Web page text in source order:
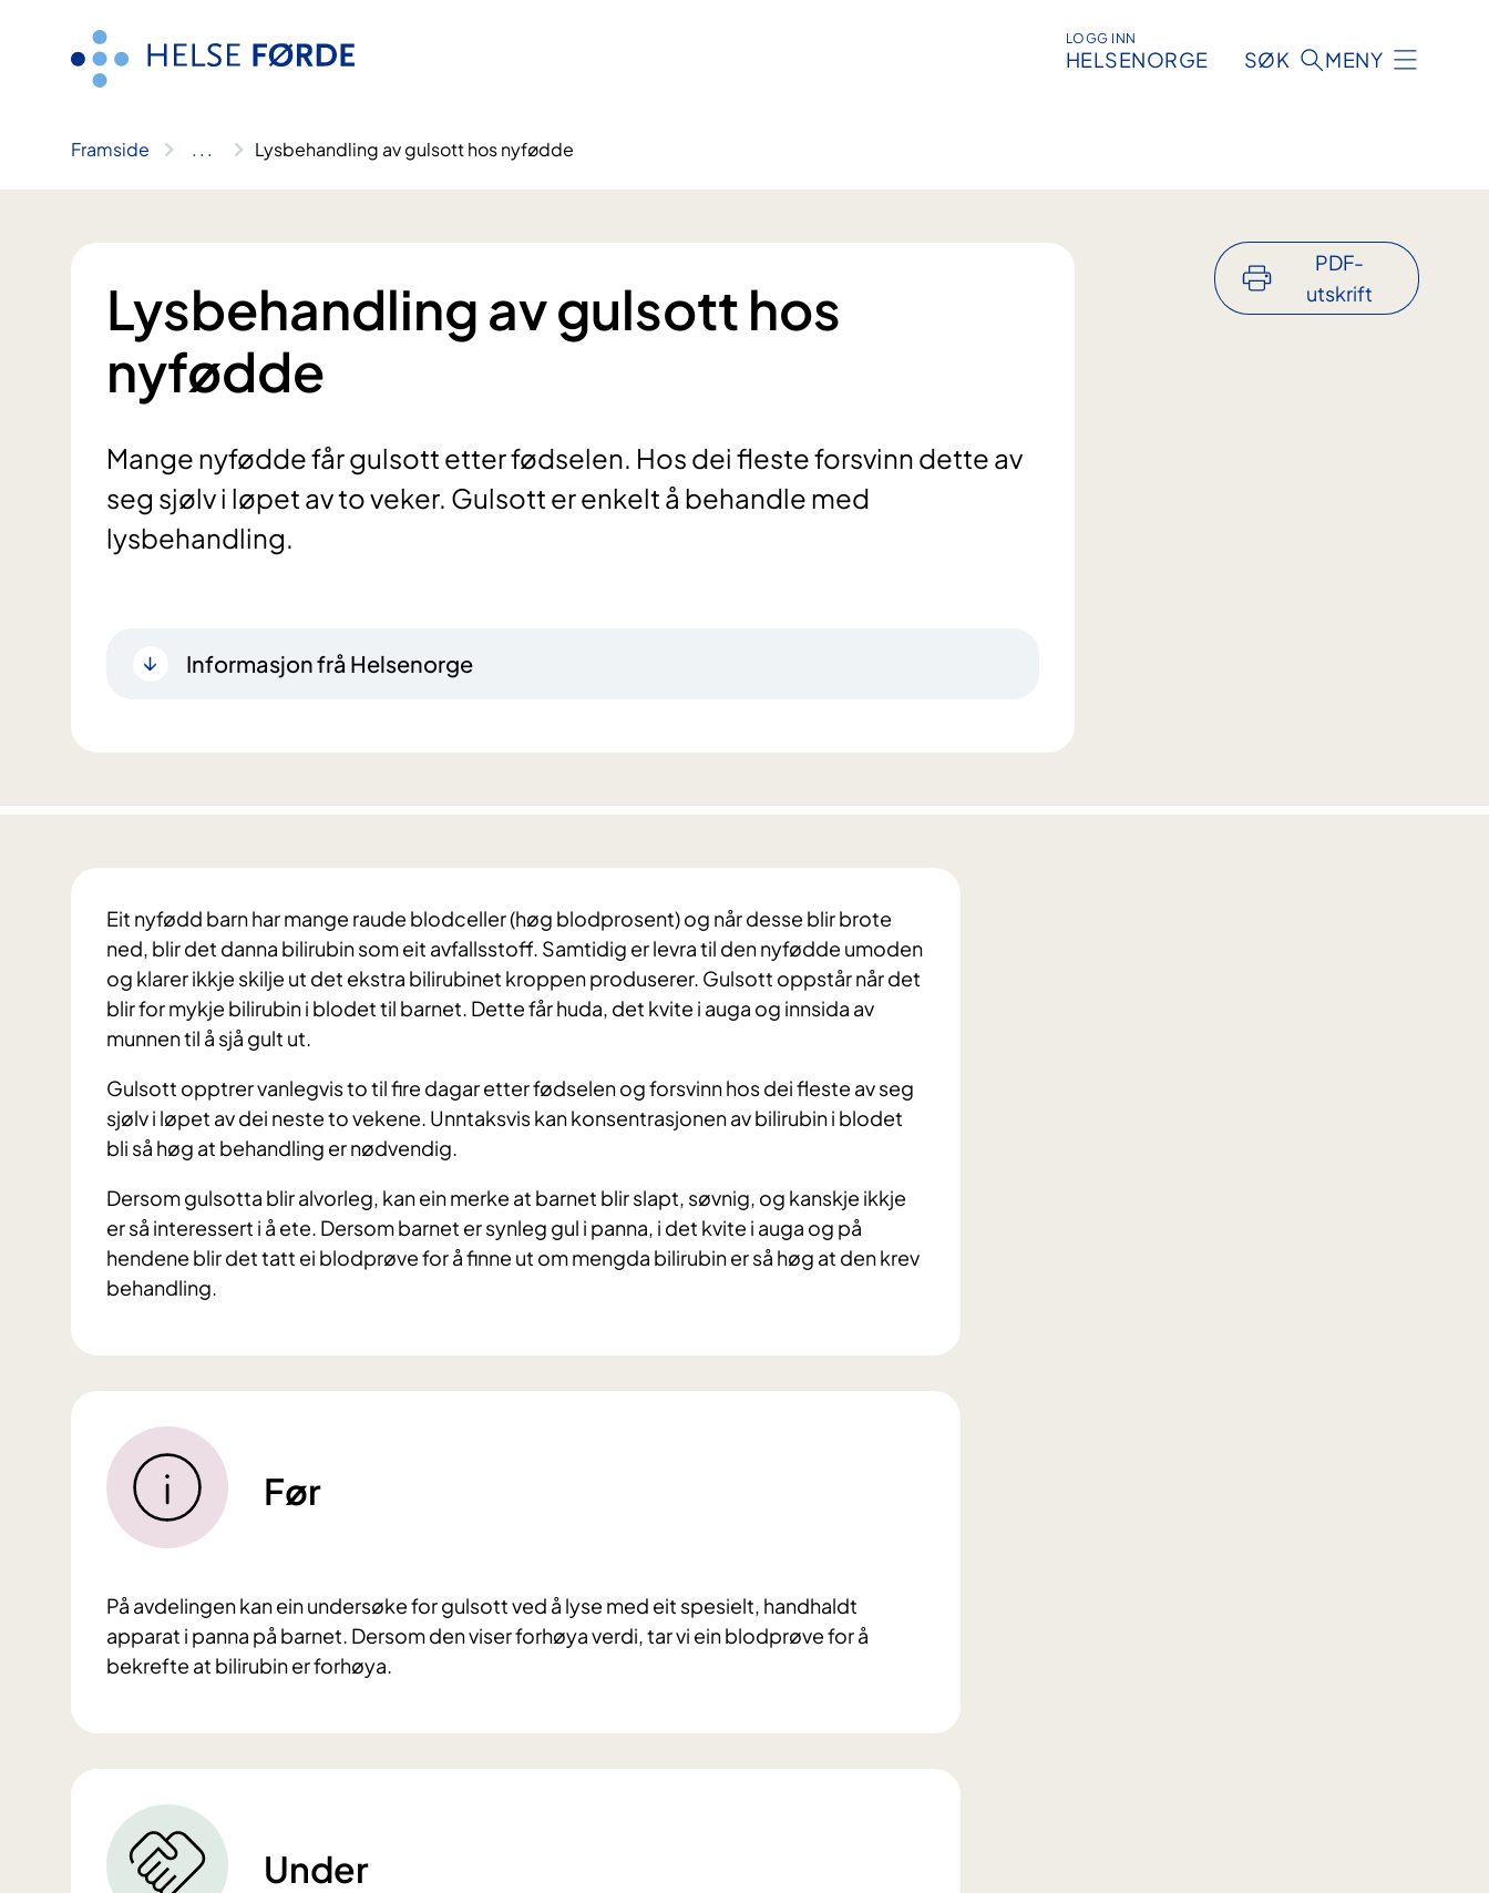
LOGG INN
HELSENORGE SØK MENY
Framside .. . Lysbehandling av gulsott hos nyfødde
Lysbehandling av gulsott hos
nyfødde
Mange nyfødde får gulsott etter fødselen. Hos dei fleste forsvinn dette av
seg sjølv i løpet av to veker. Gulsott er enkelt å behandle med
lysbehandling.
Informasjon frå Helsenorge
PDF-
utskrift
Eit nyfødd barn har mange raude blodceller (høg blodprosent) og når desse blir brote
ned, blir det danna bilirubin som eit avfallsstoff. Samtidig er levra til den nyfødde umoden
og klarer ikkje skilje ut det ekstra bilirubinet kroppen produserer. Gulsott oppstår når det
blir for mykje bilirubin i blodet til barnet. Dette får huda, det kvite i auga og innsida av
munnen til å sjå gult ut.
Gulsott opptrer vanlegvis to til fire dagar etter fødselen og forsvinn hos dei fleste av seg
sjølv i løpet av dei neste to vekene. Unntaksvis kan konsentrasjonen av bilirubin i blodet
bli så høg at behandling er nødvendig.
Dersom gulsotta blir alvorleg, kan ein merke at barnet blir slapt, søvnig, og kanskje ikkje
er så interessert i å ete. Dersom barnet er synleg gul i panna, i det kvite i auga og på
hendene blir det tatt ei blodprøve for å finne ut om mengda bilirubin er så høg at den krev
behandling.
Før
På avdelingen kan ein undersøke for gulsott ved å lyse med eit spesielt, handhaldt
apparat i panna på barnet. Dersom den viser forhøya verdi, tar vi ein blodprøve for å
bekrefte at bilirubin er forhøya.
Under